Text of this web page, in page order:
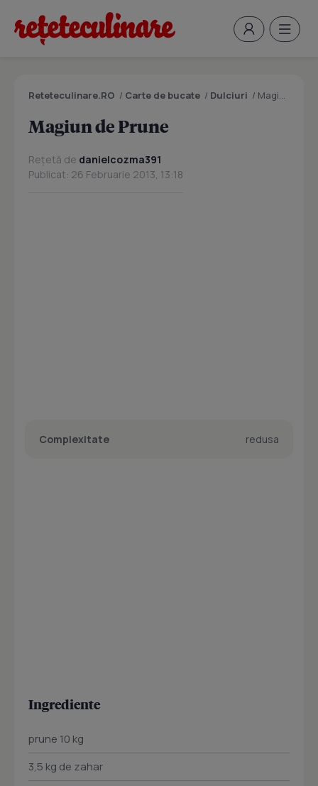
Reteteculinare.RO / Carte de bucate / Dulciuri / Magiun de Prune
Magiun de Prune
Rețetă de danielcozma391
Publicat: 26 Februarie 2013, 13:18
Complexitate redusa
Ingrediente
prune 10 kg
3,5 kg de zahar